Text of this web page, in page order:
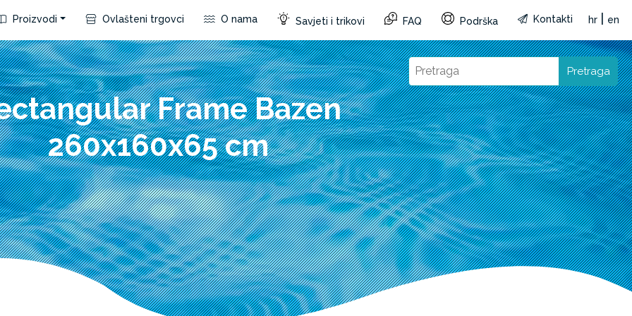
Proizvodi Ovlašteni trgovci O nama Savjeti i trikovi FAQ Podrška Kontakti hr en
Pretraga
Frame Bazen
260x160x65 cm